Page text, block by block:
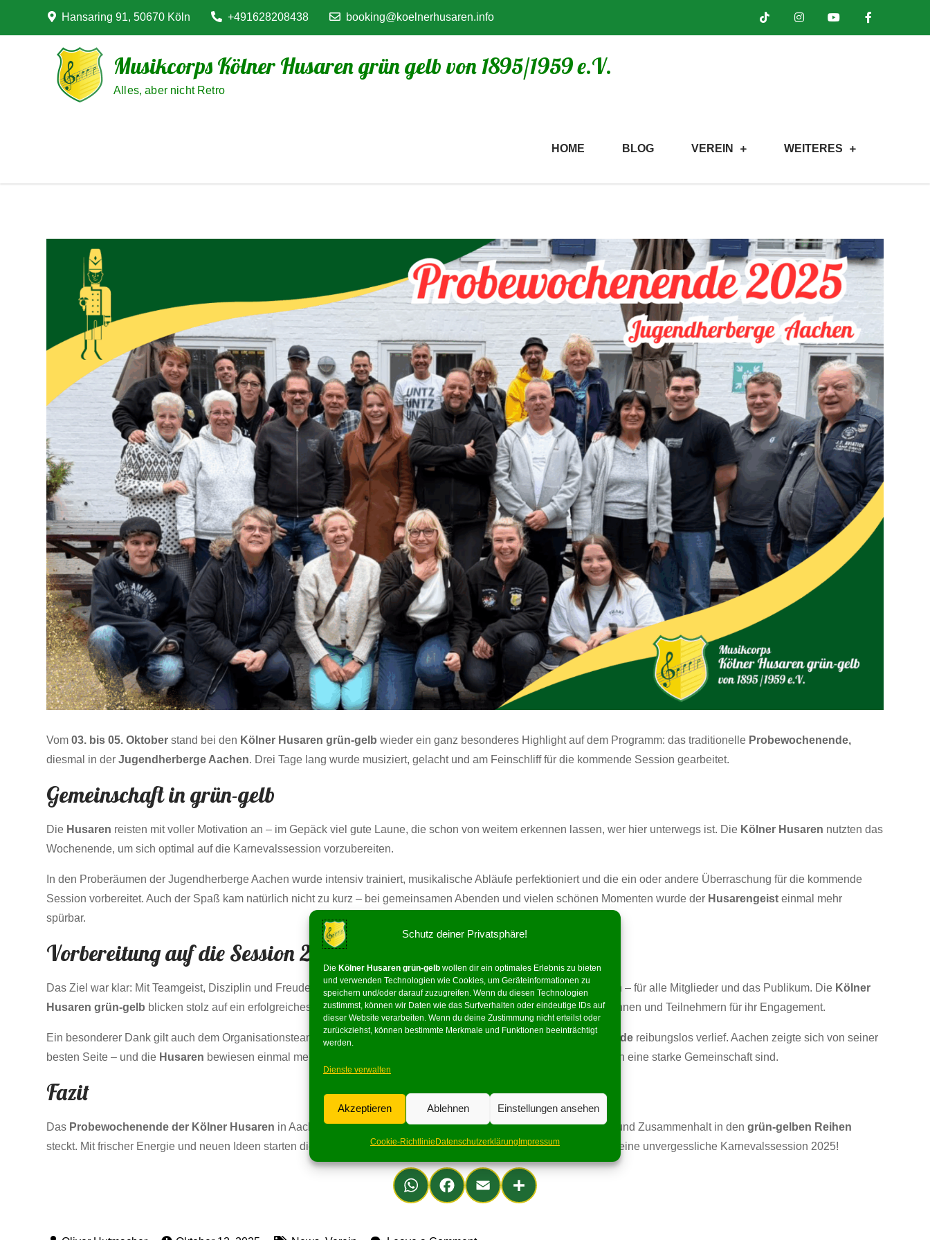
Schutz deiner Privatsphäre!
Die Kölner Husaren grün-gelb wollen dir ein optimales Erlebnis zu bieten
und verwenden Technologien wie Cookies, um Geräteinformationen zu
speichern und/oder darauf zuzugreifen. Wenn du diesen Technologien
zustimmst, können wir Daten wie das Surfverhalten oder eindeutige IDs auf
dieser Website verarbeiten. Wenn du deine Zustimmung nicht erteilst oder
zurückziehst, können bestimmte Merkmale und Funktionen beeinträchtigt
werden.
Dienste verwalten
Akzeptieren Ablehnen Einstellungen ansehen
Cookie-RichtlinieDatenschutzerklärungImpressum
Hansaring 91, 50670 Köln +491628208438 booking@koelnerhusaren.info
Musikcorps Kölner Husaren grün gelb von 1895/1959 e.V.
Alles, aber nicht Retro
HOME BLOG VEREIN WEITERES
Vom03. bis 05. Oktober stand bei den Kölner Husaren grün-gelb wieder ein ganz besonderes Highlight auf dem Programm: das traditionelle Probewochenende,
diesmal in derJugendherberge Aachen. Drei Tage lang wurde musiziert, gelacht und am Feinschliff für die kommende Session gearbeitet.
Gemeinschaft in grün-gelb
Die Husaren reisten mit voller Motivation an – im Gepäck viel gute Laune, die schon von weitem erkennen lassen, wer hier unterwegs ist. Die Kölner Husaren nutzten das
Wochenende, um sich optimal auf die Karnevalssession vorzubereiten.
In den Proberäumen der Jugendherberge Aachen wurde intensiv trainiert, musikalische Abläufe perfektioniert und die ein oder andere Überraschung für die kommende
Session vorbereitet. Auch der Spaß kam natürlich nicht zu kurz – bei gemeinsamen Abenden und vielen schönen Momenten wurde der Husarengeist einmal mehr
spürbar.
Vorbereitung auf die Session 2025/26
Das Ziel war klar: Mit Teamgeist, Disziplin und Freude soll die neue Session wieder zu einem echten Erlebnis werden – für alle Mitglieder und das Publikum. Die Kölner
Husaren grün-gelb blicken stolz auf ein erfolgreiches Wochenende zurück und bedanken sich bei allen Teilnehmerinnen und Teilnehmern für ihr Engagement.
Ein besonderer Dank gilt auch dem Organisationsteam, das mit viel Herzblut dafür sorgte, dass das Probewochenende reibungslos verlief. Aachen zeigte sich von seiner
besten Seite – und die Husaren bewiesen einmal mehr, dass sie nicht nur auf der Bühne, sondern auch abseits davon eine starke Gemeinschaft sind.
Fazit
Das Probewochenende der Kölner Husaren in Aachen war ein voller Erfolg und hat gezeigt, wie viel Leidenschaft und Zusammenhalt in dengrün-gelben Reihen
steckt. Mit frischer Energie und neuen Ideen starten die Husaren nun in die heiße Phase der Vorbereitung – bereit für eine unvergessliche Karnevalssession 2025!
Wh
ats
Fa
ce
Em
ail
Teil
en